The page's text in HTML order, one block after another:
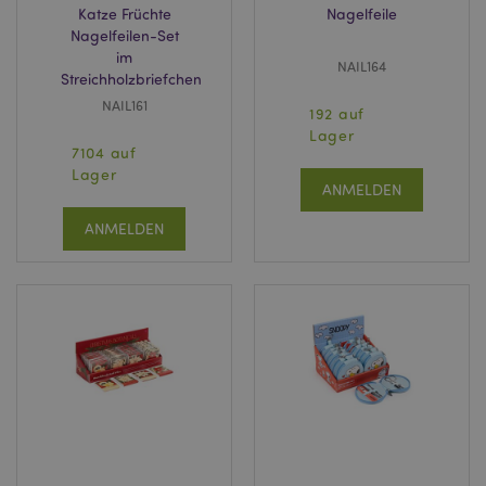
Katze Früchte
Nagelfeilen-Set
im
Streichholzbriefchen
NAIL161
7104 auf
Lager
ANMELDEN
Nagelfeile
NAIL164
192 auf
Lager
ANMELDEN
mage-messages
www.puckator.de
mage-cache-sessid
Adobe Inc.
www.puckator.de